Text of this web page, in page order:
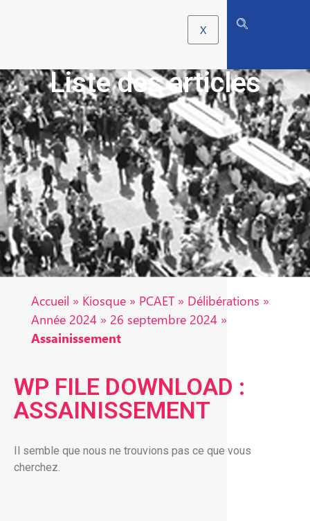
X
Liste des articles
Accueil » Kiosque » PCAET» Délibérations »
Année 2024 » 26 septembre 2024 »
Assainissement
WP FILE DOWNLOAD :
ASSAINISSEMENT
Il semble que nous ne trouvions pas ce que vous
cherchez.